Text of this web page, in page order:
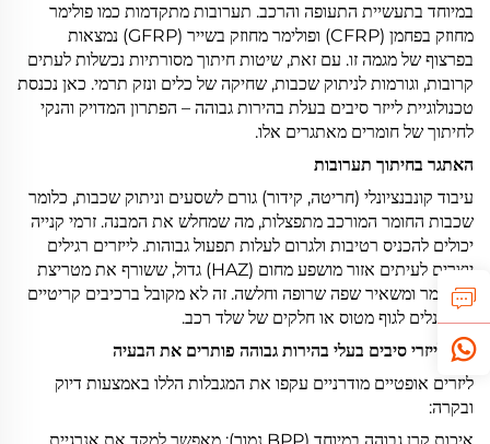
במיוחד בתעשיית התעופה והרכב. תערובות מתקדמות כמו פולימר
מחוזק בפחמן (CFRP) ופולימר מחוזק בשייר (GFRP) נמצאות
בפרצוף של מגמה זו. עם זאת, שיטות חיתוך מסורתיות נכשלות לעתים
קרובות, וגורמות לניתוק שכבות, שחיקה של כלים ונזק תרמי. כאן נכנסת
טכנולוגיית לייזר סיבים בעלת בהירות גבוהה – הפתרון המדויק והנקי
לחיתוך של חומרים מאתגרים אלו.
האתגר בחיתוך תערובות
עיבוד קונבנציונלי (חריטה, קידור) גורם לשסעים וניתוק שכבות, כלומר
שכבות החומר המורכב מתפצלות, מה שמחלש את המבנה. זרמי קנייה
יכולים להכניס רטיבות ולגרום לעלות תפעול גבוהות. לייזרים רגילים
יוצרים לעיתים אזור מושפע מחום (HAZ) גדול, ששורף את מטריצת
הפולימר ומשאיר שפה שרופה וחלשה. זה לא מקובל ברכיבים קריטיים
כמו פנלים לגוף מטוס או חלקים של שלד רכב.
איך לייזרי סיבים בעלי בהירות גבוהה פותרים את הבעיה
ליזרים אופטיים מודרניים עקפו את המגבלות הללו באמצעות דיוק
ובקרה: